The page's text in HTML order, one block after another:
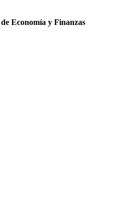
Economía y Finanzas